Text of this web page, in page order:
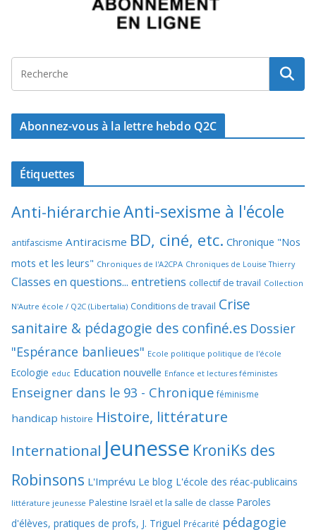
Abonnez-vous à la lettre hebdo Q2C
Étiquettes
Anti-hiérarchieAnti-sexisme à l'école
antifascisme Antiracisme BD, ciné, etc. Chronique "Nos
mots et les leurs" Chroniques de l'A2CPA Chroniques de Louise Thierry
Classes en questions... entretiens collectif de travail Collection
N'Autre école / Q2C (Libertalia) Conditions de travail Crise
sanitaire & pédagogie des confiné.es Dossier
"Espérance banlieues" Ecole politique politique de l'école
Ecologie educ Education nouvelle Enfance et lectures féministes
Enseigner dans le 93 - Chronique féminisme
handicap histoire Histoire, littérature
International Jeunesse KroniKs des
Robinsons L'Imprévu Le blog L'école des réac-publicains
littérature jeunesse Palestine Israël et la salle de classe Paroles
d'élèves, pratiques de profs, J. Triguel Précarité pédagogie